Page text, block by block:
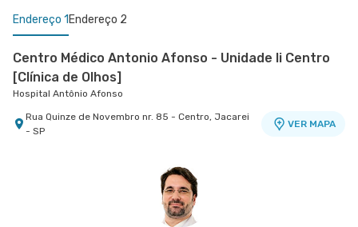
Endereço 1 Endereço 2
Centro Médico Antonio Afonso - Unidade Ii Centro
[Clínica de Olhos]
Hospital Antônio Afonso
Rua Quinze de Novembro nr. 85 - Centro, Jacarei
- SP
VER MAPA
Rua Carlos Maria Auricchio nr. 70 - Jardim
Aquarius, Sao Jose Dos Campos - SP